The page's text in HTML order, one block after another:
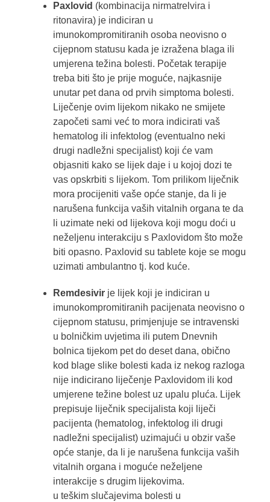
Paxlovid (kombinacija nirmatrelvira i
ritonavira) je indiciran u
imunokompromitiranih osoba neovisno o
cijepnom statusu kada je izražena blaga ili
umjerena težina bolesti. Početak terapije
treba biti što je prije moguće, najkasnije
unutar pet dana od prvih simptoma bolesti.
Liječenje ovim lijekom nikako ne smijete
započeti sami već to mora indicirati vaš
hematolog ili infektolog (eventualno neki
drugi nadležni specijalist) koji će vam
objasniti kako se lijek daje i u kojoj dozi te
vas opskrbiti s lijekom. Tom prilikom liječnik
mora procijeniti vaše opće stanje, da li je
narušena funkcija vaših vitalnih organa te da
li uzimate neki od lijekova koji mogu doći u
neželjenu interakciju s Paxlovidom što može
biti opasno. Paxlovid su tablete koje se mogu
uzimati ambulantno tj. kod kuće.
Remdesivir je lijek koji je indiciran u
imunokompromitiranih pacijenata neovisno o
cijepnom statusu, primjenjuje se intravenski
u bolničkim uvjetima ili putem Dnevnih
bolnica tijekom pet do deset dana, obično
kod blage slike bolesti kada iz nekog razloga
nije indicirano liječenje Paxlovidom ili kod
umjerene težine bolest uz upalu pluća. Lijek
prepisuje liječnik specijalista koji liječi
pacijenta (hematolog, infektolog ili drugi
nadležni specijalist) uzimajući u obzir vaše
opće stanje, da li je narušena funkcija vaših
vitalnih organa i moguće neželjene
interakcije s drugim lijekovima.
u teškim slučajevima bolesti u